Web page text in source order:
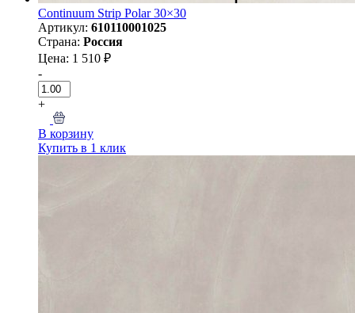
Continuum Strip Polar 30×30
Артикул: 610110001025
Страна: Россия
Цена: 1 510 ₽
-
+
В корзину
Купить в 1 клик